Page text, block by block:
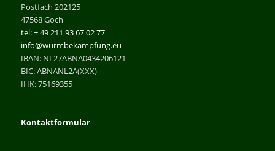
Postfach 202125
47568 Goch
tel: + 49 211 93 67 02 77
info@wurmbekampfung.eu
IBAN: NL27ABNA0434206121
BIC: ABNANL2A(XXX)
IHK: 75169355
Kontaktformular